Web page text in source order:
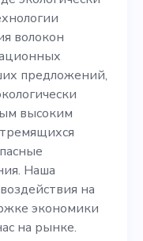
иметь
к
Вы
и быть
волокон
предложений,
высоким
Наша
на
экономики
на рынке.